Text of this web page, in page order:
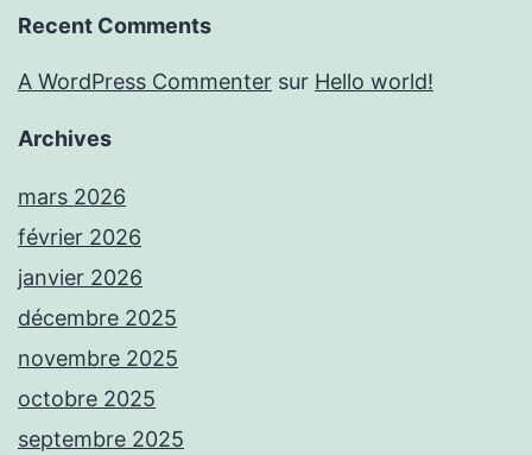
Recent Comments
A WordPress Commenter sur Hello world!
Archives
mars 2026
février 2026
janvier 2026
décembre 2025
novembre 2025
octobre 2025
septembre 2025